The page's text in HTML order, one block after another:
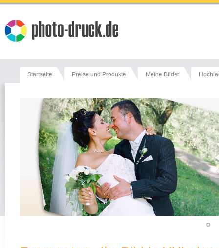
Startseite Preise und Produkte Meine Bilder